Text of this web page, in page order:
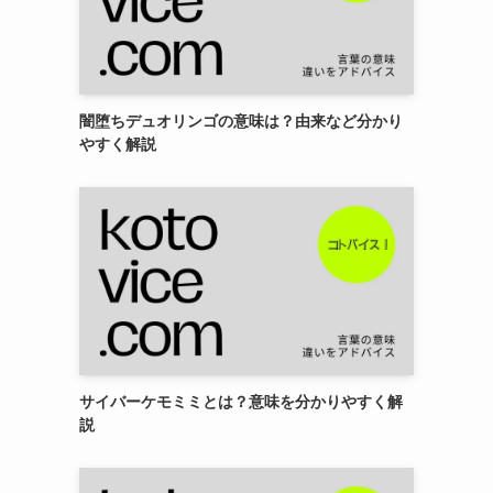
闇堕ちデュオリンゴの意味は？由来など分かり
やすく解説
サイバーケモミミとは？意味を分かりやすく解
説